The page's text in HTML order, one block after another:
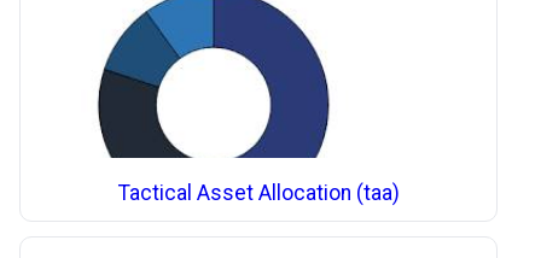
Tactical Asset Allocation (taa)